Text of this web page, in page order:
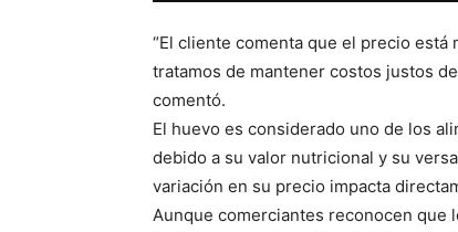
“El cliente comenta que el precio está
tratamos de mantener costos justos
comentó.
El huevo es considerado uno de los
debido a su valor nutricional y su
variación en su precio impacta
Aunque comerciantes reconocen que